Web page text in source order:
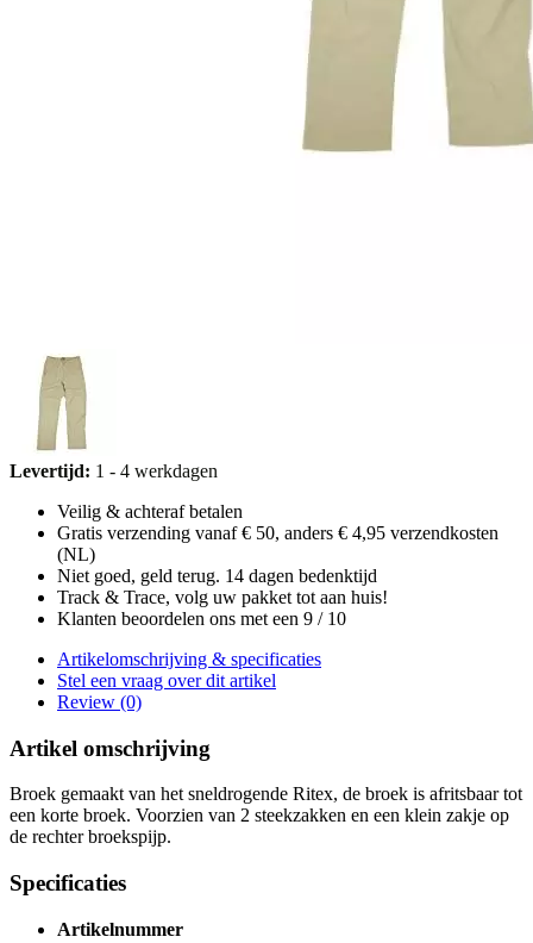
Levertijd: 1 - 4 werkdagen
Veilig & achteraf betalen
Gratis verzending vanaf € 50, anders € 4,95 verzendkosten
(NL)
Niet goed, geld terug. 14 dagen bedenktijd
Track & Trace, volg uw pakket tot aan huis!
Klanten beoordelen ons met een 9 / 10
Artikelomschrijving & specificaties
Stel een vraag over dit artikel
Review (0)
Artikel omschrijving
Broek gemaakt van het sneldrogende Ritex, de broek is afritsbaar tot
een korte broek. Voorzien van 2 steekzakken en een klein zakje op
de rechter broekspijp.
Specificaties
Artikelnummer